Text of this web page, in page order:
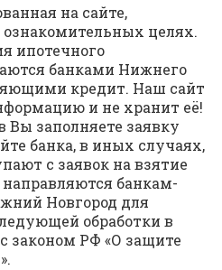
на сайте,
ознакомительных целях.
ипотечного
банками Нижнего
кредит. Наш сайт
и не хранит её!
Вы заполняете заявку
банка, в иных случаях,
с заявок на взятие
банкам-
Новгород для
обработки в
законом РФ «О защите